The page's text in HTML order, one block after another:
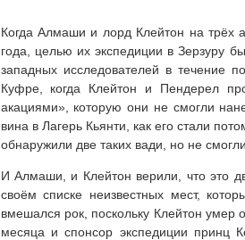
Когда Алмаши и лорд Клейтон на трёх
года, целью их экспедиции в Зерзуру
западных исследователей в течение
Куфре, когда Клейтон и Пендерел
акациями», которую они не смогли
вина в Лагерь Кьянти, как его стали
обнаружили две таких вади, но не
И Алмаши, и Клейтон верили, что это
своём списке неизвестных мест,
вмешался рок, поскольку Клейтон умер
месяца и спонсор экспедиции принц